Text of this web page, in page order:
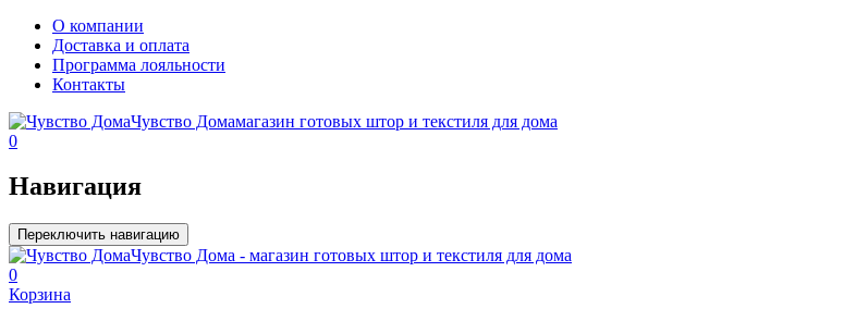
О компании
Доставка и оплата
Программа лояльности
Контакты
Чувство Домамагазин готовых штор и текстиля для дома
0
Навигация
Переключить навигацию
Чувство Дома - магазин готовых штор и текстиля для дома
0
Корзина